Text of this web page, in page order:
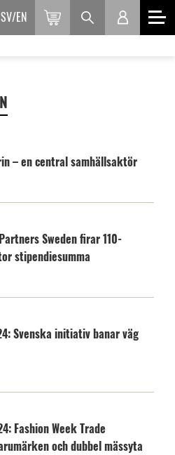
SV EN
– en central samhällsaktör
Sweden firar 110-
stipendiesumma
Svenska initiativ banar väg
Fashion Week Trade
och dubbel mässyta